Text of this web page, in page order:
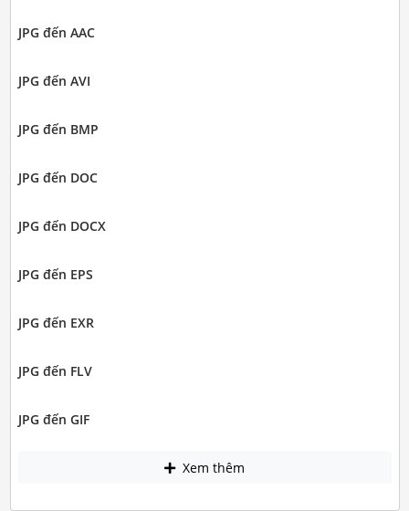
JPG đến AAC
JPG đến AVI
JPG đến BMP
JPG đến DOC
JPG đến DOCX
JPG đến EPS
JPG đến EXR
JPG đến FLV
JPG đến GIF
Xem thêm